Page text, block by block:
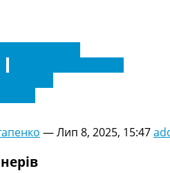
футболу України
прогноз
Світу
Прем’єр-Ліга
—Лип 8, 2025, 15:47